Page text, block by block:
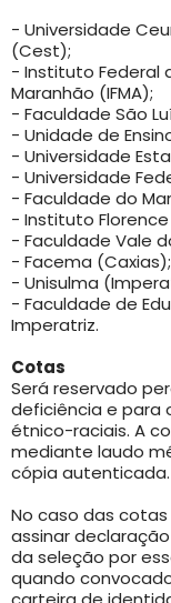
- Universidade
(Cest);
- Instituto Federal
Maranhão (IFMA);
- Faculdade São
- Unidade de
- Universidade
- Universidade
- Faculdade do
- Instituto Florence
- Faculdade Vale
- Facema (Caxias);
- Unisulma
- Faculdade de
Imperatriz.
Cotas
Será reservado
deficiência e para
étnico-raciais. A
mediante laudo
cópia autenticada.
No caso das
assinar
da seleção por
quando